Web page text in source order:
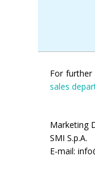
For
sales
Marketing
SMI S.p.A.
E-mail: